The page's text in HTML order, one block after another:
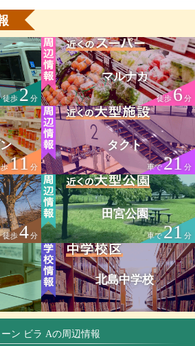
徒歩2 分
マルナカ
徒歩6分
11 分
タクト
車で21 分
徒歩4分
田宮公園
車で21 分
北島中学校
ーン ビラ Aの周辺情報